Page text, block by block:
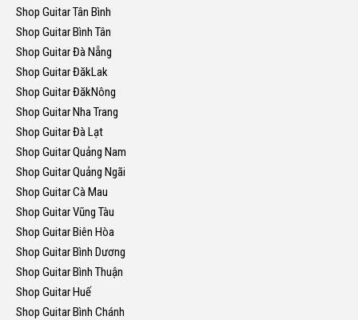
Shop Guitar Tân Bình
Shop Guitar Bình Tân
Shop Guitar Đà Nẵng
Shop Guitar ĐăkLak
Shop Guitar ĐăkNông
Shop Guitar Nha Trang
Shop Guitar Đà Lạt
Shop Guitar Quảng Nam
Shop Guitar Quảng Ngãi
Shop Guitar Cà Mau
Shop Guitar Vũng Tàu
Shop Guitar Biên Hòa
Shop Guitar Bình Dương
Shop Guitar Bình Thuận
Shop Guitar Huế
Shop Guitar Bình Chánh